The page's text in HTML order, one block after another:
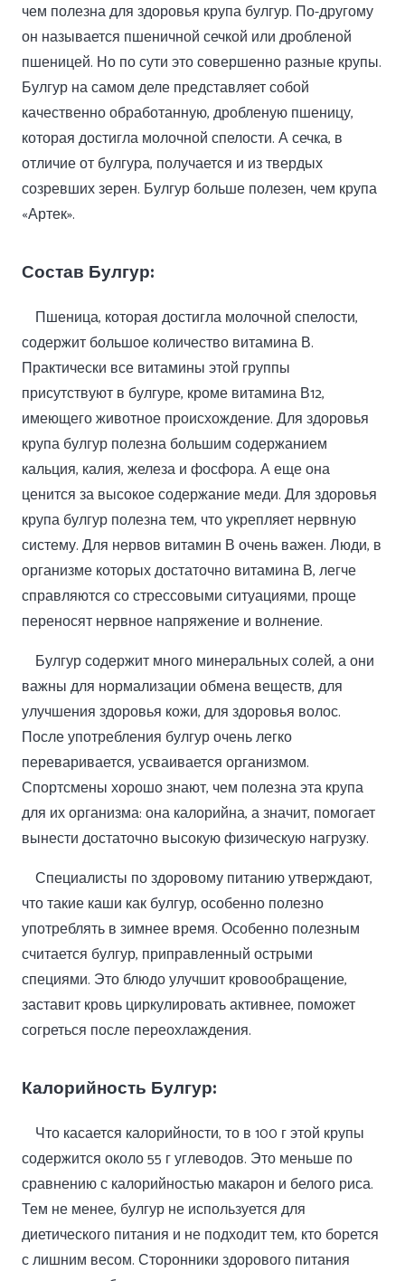
чем полезна для здоровья крупа булгур. По-другому
он называется пшеничной сечкой или дробленой
пшеницей. Но по сути это совершенно разные крупы.
Булгур на самом деле представляет собой
качественно обработанную, дробленую пшеницу,
которая достигла молочной спелости. А сечка, в
отличие от булгура, получается и из твердых
созревших зерен. Булгур больше полезен, чем крупа
«Артек».
Состав Булгур:
Пшеница, которая достигла молочной спелости,
содержит большое количество витамина В.
Практически все витамины этой группы
присутствуют в булгуре, кроме витамина В12,
имеющего животное происхождение. Для здоровья
крупа булгур полезна большим содержанием
кальция, калия, железа и фосфора. А еще она
ценится за высокое содержание меди. Для здоровья
крупа булгур полезна тем, что укрепляет нервную
систему. Для нервов витамин В очень важен. Люди, в
организме которых достаточно витамина В, легче
справляются со стрессовыми ситуациями, проще
переносят нервное напряжение и волнение.
Булгур содержит много минеральных солей, а они
важны для нормализации обмена веществ, для
улучшения здоровья кожи, для здоровья волос.
После употребления булгур очень легко
переваривается, усваивается организмом.
Спортсмены хорошо знают, чем полезна эта крупа
для их организма: она калорийна, а значит, помогает
вынести достаточно высокую физическую нагрузку.
Специалисты по здоровому питанию утверждают,
что такие каши как булгур, особенно полезно
употреблять в зимнее время. Особенно полезным
считается булгур, приправленный острыми
специями. Это блюдо улучшит кровообращение,
заставит кровь циркулировать активнее, поможет
согреться после переохлаждения.
Калорийность Булгур:
Что касается калорийности, то в 100 г этой крупы
содержится около 55 г углеводов. Это меньше по
сравнению с калорийностью макарон и белого риса.
Тем не менее, булгур не используется для
диетического питания и не подходит тем, кто борется
с лишним весом. Сторонники здорового питания